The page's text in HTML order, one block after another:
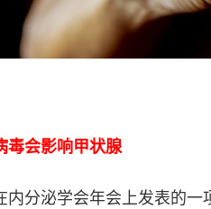
毒会影响甲状腺
内分泌学会年会上发表的